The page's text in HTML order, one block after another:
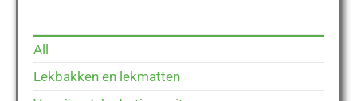
All
Lekbakken en lekmatten